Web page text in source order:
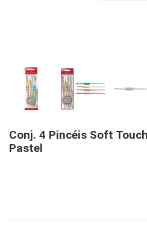
Conj. 4 Pincéis Soft Touch
Pastel